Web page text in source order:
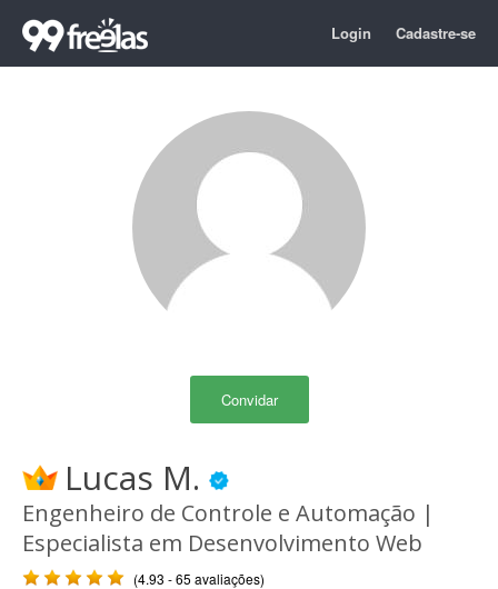
Login Cadastre-se
Convidar
Lucas M.
Engenheiro de Controle e Automação |
Especialista em Desenvolvimento Web
(4.93 - 65 avaliações)